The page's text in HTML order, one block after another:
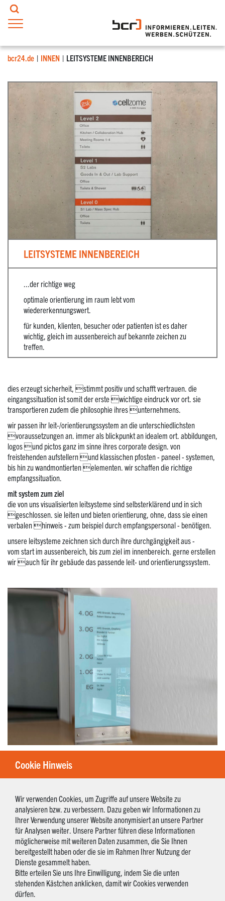
bcr24.de INNEN LEITSYSTEME INNENBEREICH
LEITSYSTEME INNENBEREICH
...der richtige weg
optimale orientierung im raum lebt vom
wiedererkennungswert.
für kunden, klienten, besucher oder patienten ist es daher
wichtig, gleich im aussenbereich auf bekannte zeichen zu
treffen.
dies erzeugt sicherheit, stimmt positiv und schafft vertrauen. die
eingangssituation ist somit der erste wichtige eindruck vor ort. sie
transportieren zudem die philosophie ihres unternehmens.
wir passen ihr leit-/orientierungssystem an die unterschiedlichsten
voraussetzungen an. immer als blickpunkt an idealem ort. abbildungen,
logos und pictos ganz im sinne ihres corporate design. von
freistehenden aufstellern und klassischen pfosten - paneel - systemen,
bis hin zu wandmontierten elementen. wir schaffen die richtige
empfangssituation.
mit system zum ziel
die von uns visualisierten leitsysteme sind selbsterklärend und in sich
geschlossen. sie leiten und bieten orientierung, ohne, dass sie einen
verbalen hinweis - zum beispiel durch empfangspersonal - benötigen.
unsere leitsysteme zeichnen sich durch ihre durchgängigkeit aus -
vom start im aussenbereich, bis zum ziel im innenbereich. gerne erstellen
wir auch für ihr gebäude das passende leit- und orientierungssystem.
Cookie Hinweis
Wir verwenden Cookies, um Zugriffe auf unsere Website zu
analysieren bzw. zu verbessern. Dazu geben wir Informationen zu
Ihrer Verwendung unserer Website anonymisiert an unsere Partner
für Analysen weiter. Unsere Partner führen diese Informationen
möglicherweise mit weiteren Daten zusammen, die Sie Ihnen
bereitgestellt haben oder die sie im Rahmen Ihrer Nutzung der
Dienste gesammelt haben.
Bitte erteilen Sie uns Ihre Einwilligung, indem Sie die unten
stehenden Kästchen anklicken, damit wir Cookies verwenden
dürfen.